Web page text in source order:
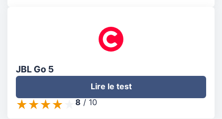
JBL Go 5
Lire le test
8 / 10